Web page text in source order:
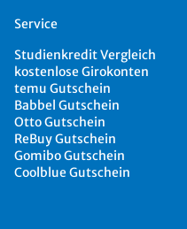
Service
Studienkredit Vergleich
kostenlose Girokonten
temu Gutschein
Babbel Gutschein
Otto Gutschein
ReBuy Gutschein
Gomibo Gutschein
Coolblue Gutschein